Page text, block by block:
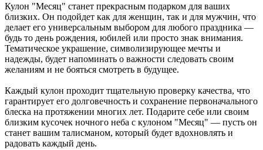
Кулон "Месяц" станет прекрасным подарком для ваших
близких. Он подойдет как для женщин, так и для мужчин, что
делает его универсальным выбором для любого праздника —
будь то день рождения, юбилей или просто знак внимания.
Тематическое украшение, символизирующее мечты и
надежды, будет напоминать о важности следовать своим
желаниям и не бояться смотреть в будущее.
Каждый кулон проходит тщательную проверку качества, что
гарантирует его долговечность и сохранение первоначального
блеска на протяжении многих лет. Подарите себе или своим
близким кусочек ночного неба с кулоном "Месяц" — пусть он
станет вашим талисманом, который будет вдохновлять и
радовать каждый день.